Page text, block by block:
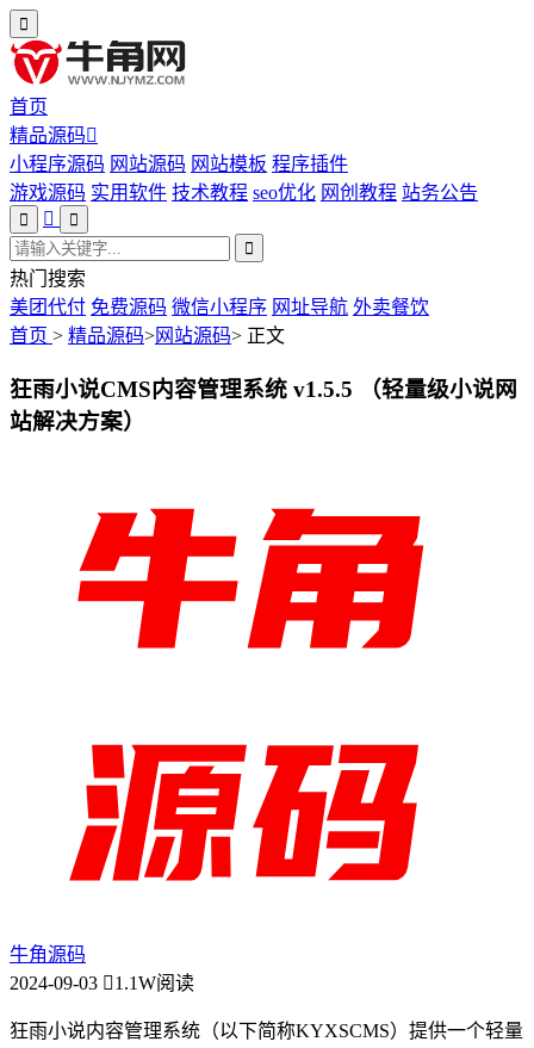
首页
精品源码
小程序源码 网站源码 网站模板 程序插件
游戏源码 实用软件 技术教程 seo优化 网创教程 站务公告
热门搜索
美团代付 免费源码 微信小程序 网址导航 外卖餐饮
首页 > 精品源码>网站源码> 正文
狂雨小说CMS内容管理系统 v1.5.5 （轻量级小说网
站解决方案）
牛角源码
2024-09-03
1.1W阅读
狂雨小说内容管理系统（以下简称KYXSCMS）提供一个轻量